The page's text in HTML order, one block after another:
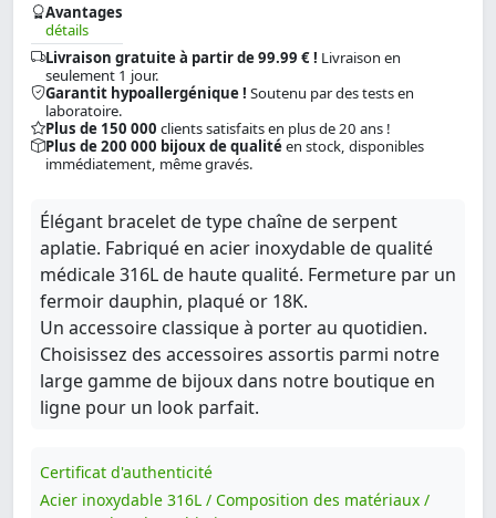
Avantages
détails
Livraison gratuite à partir de 99.99 € ! Livraison en
seulement 1 jour.
Garantit hypoallergénique ! Soutenu par des tests en
laboratoire.
Plus de 150 000 clients satisfaits en plus de 20 ans !
Plus de 200 000 bijoux de qualitéen stock, disponibles
immédiatement, même gravés.
Élégant bracelet de type chaîne de serpent
aplatie. Fabriqué en acier inoxydable de qualité
médicale 316L de haute qualité. Fermeture par un
fermoir dauphin, plaqué or 18K.
Un accessoire classique à porter au quotidien.
Choisissez des accessoires assortis parmi notre
large gamme de bijoux dans notre boutique en
ligne pour un look parfait.
Certificat d'authenticité
Acier inoxydable 316L / Composition des matériaux /